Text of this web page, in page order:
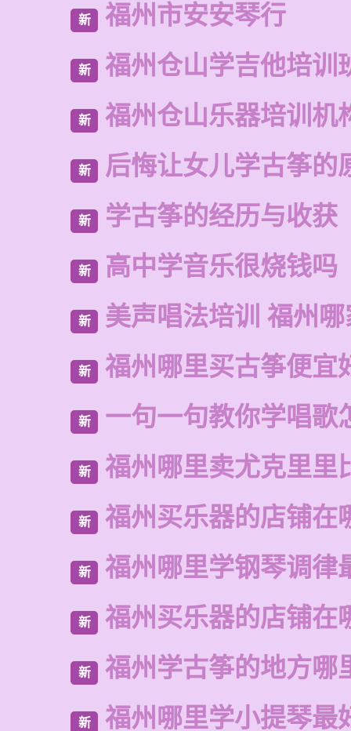
新 福州市安安琴行
新 福州仓山学吉他培训
新 福州仓山乐器培训机
新 后悔让女儿学古筝的
新 学古筝的经历与收获
新 高中学音乐很烧钱吗
新 美声唱法培训 福州
新 福州哪里买古筝便宜
新 一句一句教你学唱歌
新 福州哪里卖尤克里里
新 福州买乐器的店铺在
新 福州哪里学钢琴调律
新 福州买乐器的店铺在
新 福州学古筝的地方哪
新 福州哪里学小提琴最